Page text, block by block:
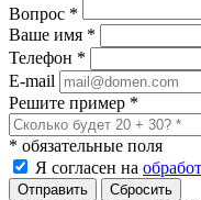
Вопрос *
Ваше имя *
Телефон *
E-mail
Решите пример *
* обязательные поля
Я согласен на
Сбросить